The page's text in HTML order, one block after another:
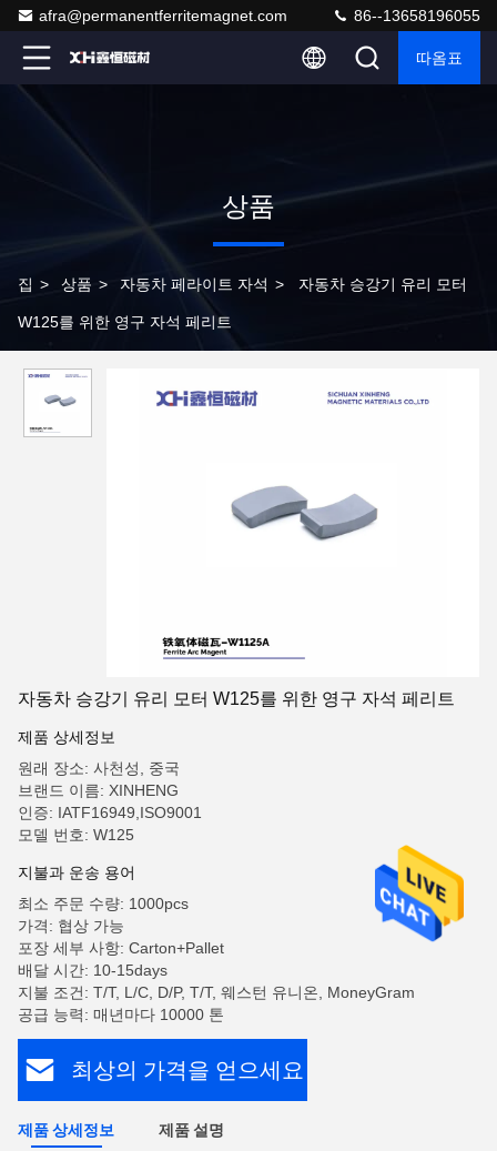
afra@permanentferritemagnet.com 86--13658196055
따옴표
상품
집 > 상품 > 자동차 페라이트 자석 > 자동차 승강기 유리 모터
W125를 위한 영구 자석 페리트
자동차 승강기 유리 모터 W125를 위한 영구 자석 페리트
제품 상세정보
원래 장소: 사천성, 중국
브랜드 이름: XINHENG
인증: IATF16949,ISO9001
모델 번호: W125
지불과 운송 용어
최소 주문 수량: 1000pcs
가격: 협상 가능
포장 세부 사항: Carton+Pallet
배달 시간: 10-15days
지불 조건: T/T, L/C, D/P, T/T, 웨스턴 유니온, MoneyGram
공급 능력: 매년마다 10000 톤
최상의 가격을 얻으세요
제품 상세정보 제품 설명